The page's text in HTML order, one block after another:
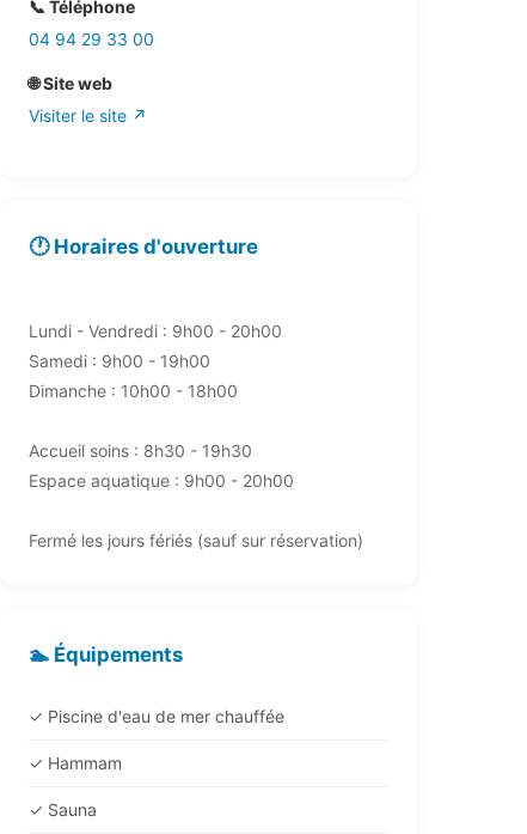
📞 Téléphone
04 94 29 33 00
🌐 Site web
Visiter le site ↗
🕐 Horaires d'ouverture
Lundi - Vendredi : 9h00 - 20h00
Samedi : 9h00 - 19h00
Dimanche : 10h00 - 18h00
Accueil soins : 8h30 - 19h30
Espace aquatique : 9h00 - 20h00
Fermé les jours fériés (sauf sur réservation)
🏊 Équipements
✓ Piscine d'eau de mer chauffée
✓ Hammam
✓ Sauna